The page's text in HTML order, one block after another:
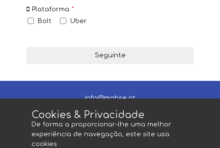
Plataforma *
Bolt Uber
Seguinte
info@mobse.pt
fixa nacional
Cookies & Privacidade
De forma a proporcionar-lhe uma melhor
experiência de navegação, este site usa
cookies